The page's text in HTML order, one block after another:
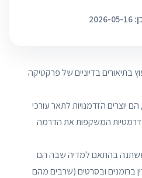
16
בתיאורים בדיוניים של פרקטיקה
הזדמנויות לתאר עורכי
דרמטיות המשקפות את הדרמה
משתנה בהתאם למדיה שבה הם
ברומנים ובסרטים (שרבים מהם